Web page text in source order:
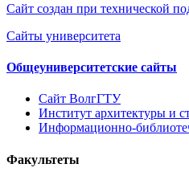
Сайт создан при технической
Сайты университета
Общеуниверситетские сайты
Сайт ВолгГТУ
Институт архитектуры и
Информационно-
Факультеты